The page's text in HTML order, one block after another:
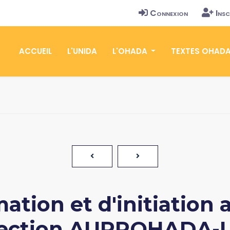
Connexion
ACCUEIL L'UNIDA L'OHADA TEXTES
et d'initiation